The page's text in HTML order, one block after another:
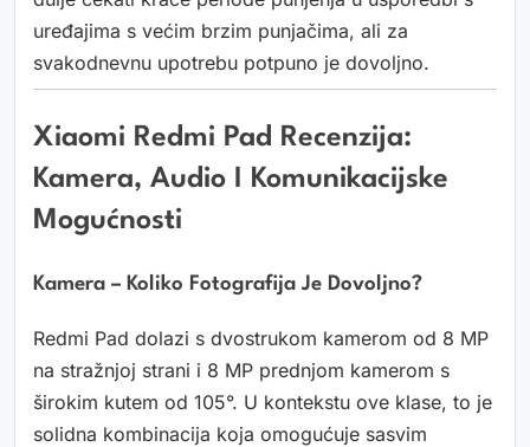
uređajima s većim brzim punjačima, ali za
svakodnevnu upotrebu potpuno je dovoljno.
Xiaomi Redmi Pad Recenzija:
Kamera, Audio I Komunikacijske
Mogućnosti
Kamera – Koliko Fotografija Je Dovoljno?
Redmi Pad dolazi s dvostrukom kamerom od 8 MP
na stražnjoj strani i 8 MP prednjom kamerom s
širokim kutem od 105°. U kontekstu ove klase, to je
solidna kombinacija koja omogućuje sasvim